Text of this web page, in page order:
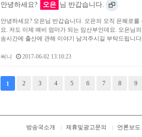
안녕하세요? 오은 님 반갑습니다.
안녕하세요? 오은님 반갑습니다. 오은의 오직 은혜로
요. 저도 이제 예비 엄마가 되는 임산부인데요. 오은님
송시간에 출산에 관해 이야기 남겨주시길 부탁드립니
써니 2017-06-02 13:10:23
1 2 3 4 5 6 7 8 9
방송국소개 제휴및광고문의 언론보도